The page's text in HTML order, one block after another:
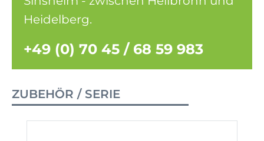
Heidelberg.
+49 (0) 70 45 / 68 59 983
ZUBEHÖR / SERIE